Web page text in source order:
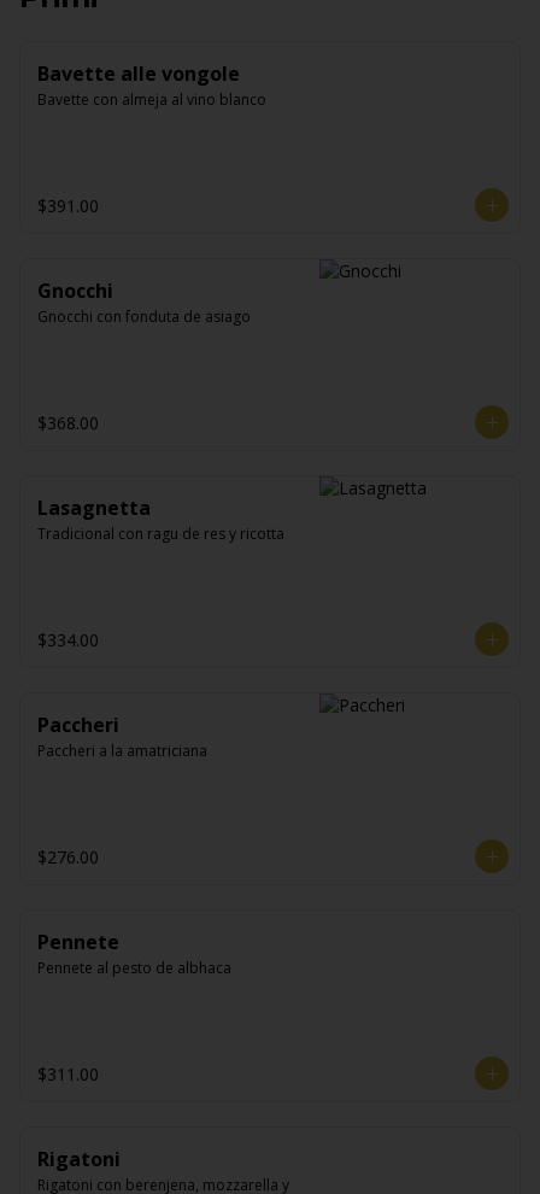
Bavette alle vongole
Bavette con almeja al vino blanco
$391.00
Gnocchi
Gnocchi con fonduta de asiago
$368.00
Lasagnetta
Tradicional con ragu de res y ricotta
$334.00
Paccheri
Paccheri a la amatriciana
$276.00
Pennete
Pennete al pesto de albhaca
$311.00
Rigatoni
Rigatoni con berenjena, mozzarella y